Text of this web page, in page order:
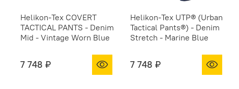
Helikon-Tex COVERT
TACTICAL PANTS - Denim
Mid - Vintage Worn Blue
7 748 ₽
Helikon-Tex UTP® (Urban
Tactical Pants®) - Denim
Stretch - Marine Blue
7 748 ₽